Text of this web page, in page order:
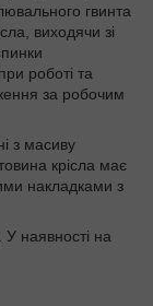
гвинта
виходячи зі
роботі та
за робочим
з масиву
крісла має
накладками з
наявності на